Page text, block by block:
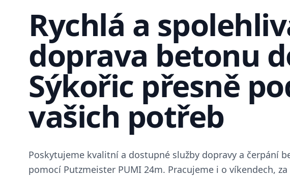
Rychlá a
doprava betonu
Sýkořic přesně
vašich potřeb
Poskytujeme kvalitní a dostupné služby dopravy a čerpání
pomocí Putzmeister PUMI 24m. Pracujeme i o víkendech,